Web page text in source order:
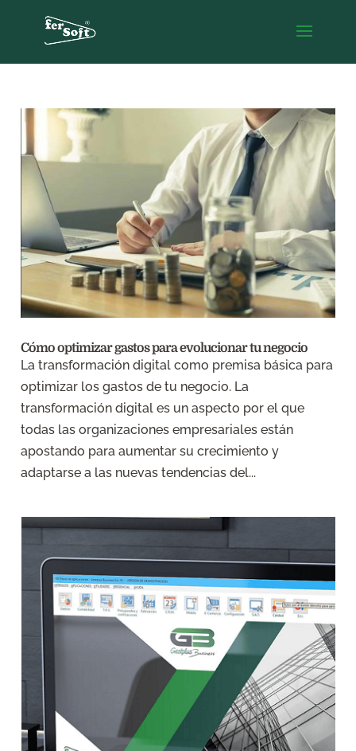
Cómo optimizar gastos para evolucionar tu negocio
La transformación digital como premisa básica para
optimizar los gastos de tu negocio. La
transformación digital es un aspecto por el que
todas las organizaciones empresariales están
apostando para aumentar su crecimiento y
adaptarse a las nuevas tendencias del...